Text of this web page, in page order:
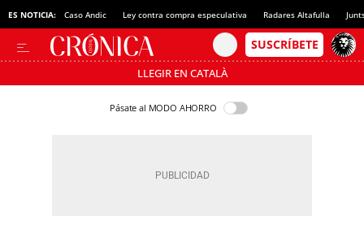
ES NOTICIA: Caso Andic Ley contra compra especulativa Radares Altafulla
LLEGIR EN CATALÀ
Pásate al MODO AHORRO